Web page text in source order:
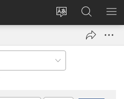
Tyá
monɔkɔ
mosusu
Kokɔta
na
fenɛtrɛ
Luká
JW.ORG